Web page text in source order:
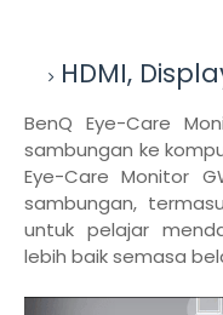
HDMI,
BenQ Eye-Care
sambungan ke
Eye-Care Monitor
sambungan,
untuk pelajar
lebih baik semasa